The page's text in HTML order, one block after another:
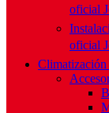
oficial
oficial
Climatización